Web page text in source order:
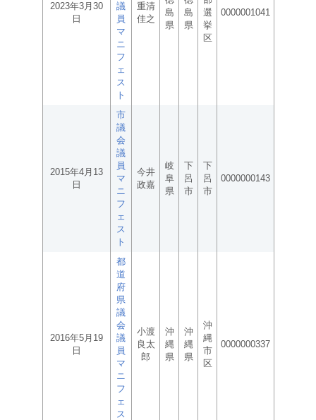
2023年3月30
日
議
員
マ
ニ
フ
ェ
ス
ト
重清
佳之
島
県
島
県
選
挙
区
0000001041
2015年4月13
日
市
議
会
議
員
マ
ニ
フ
ェ
ス
ト
今井
政嘉
岐
阜
県
下
呂
市
下
呂
市
0000000143
2016年5月19
日
都
道
府
県
議
会
議
員
マ
ニ
フ
ェ
ス
小渡
良太
郎
沖
縄
県
沖
縄
県
沖
縄
市
区
0000000337